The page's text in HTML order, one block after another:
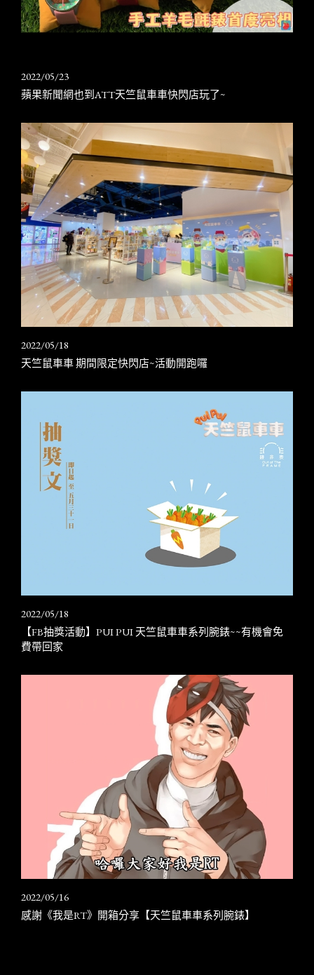
2022/05/23
蘋果新聞網也到ATT天竺鼠車車快閃店玩了~
2022/05/18
天竺鼠車車 期間限定快閃店~活動開跑囉
2022/05/18
【FB抽獎活動】PUI PUI 天竺鼠車車系列腕錶~~有機會免
費帶回家
2022/05/16
感謝《我是RT》開箱分享【天竺鼠車車系列腕錶】